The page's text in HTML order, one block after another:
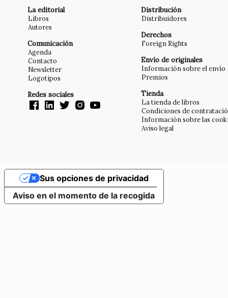
La editorial
Libros
Autores
Comunicación
Agenda
Contacto
Newsletter
Logotipos
Redes sociales
Distribución
Distribuidores
Derechos
Foreign Rights
Envío de originales
Información sobre el envío
Premios
Tienda
La tienda de libros
Condiciones de
Información sobre las
Aviso legal
Aviso en el momento de la recogida
Sus opciones de privacidad